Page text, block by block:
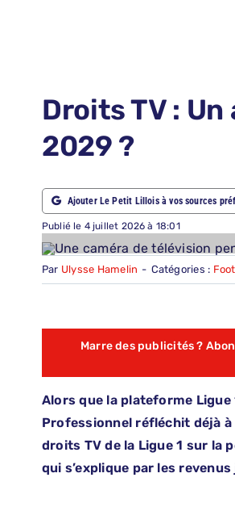
ABONNEMENTS
Droits TV :
2029 ?
Ajouter Le Petit Lillois à vos sources
Publié le 4 juillet 2026 à 18:01
Par Ulysse Hamelin - Catégories :
Marre des publicités ?
Alors que la plateforme
Professionnel réfléchit déjà
droits TV de la Ligue 1 sur la
qui s’explique par les